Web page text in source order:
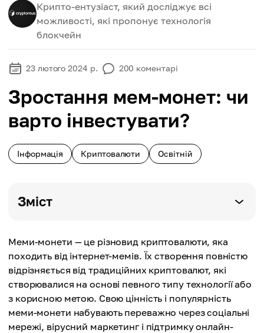
Крипто-ентузіаст, який досліджує всі
можливості, які пропонує технологія
блокчейн
23 лютого 2024 р. 200 коментарі
Зростання мем-монет: чи
варто інвестувати?
Інформація Криптовалюти Освітній
Зміст
Меми-монети — це різновид криптовалюти, яка
походить від інтернет-мемів. Їх створення повністю
відрізняється від традиційних криптовалют, які
створювалися на основі певного типу технології або
з корисною метою. Свою цінність і популярність
меми-монети набувають переважно через соціальні
мережі, вірусний маркетинг і підтримку онлайн-